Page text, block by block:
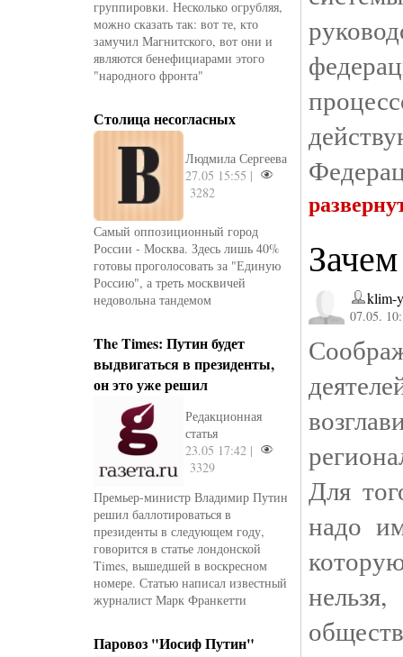
группировки. Несколько огрубляя,
можно сказать так: вот те, кто
замучил Магнитского, вот они и
являются бенефициарами этого
"народного фронта"
Столица несогласных
Людмила Сергеева
27.05 15:55 |
3282
Самый оппозиционный город
России - Москва. Здесь лишь 40%
готовы проголосовать за "Единую
Россию", а треть москвичей
недовольна тандемом
The Times: Путин будет
выдвигаться в президенты,
он это уже решил
Редакционная
статья
23.05 17:42 |
3329
Премьер-министр Владимир Путин
решил баллотироваться в
президенты в следующем году,
говорится в статье лондонской
Times, вышедшей в воскресном
номере. Статью написал известный
журналист Марк Франкетти
Паровоз "Иосиф Путин"
klim-
07.05.
Для
надо